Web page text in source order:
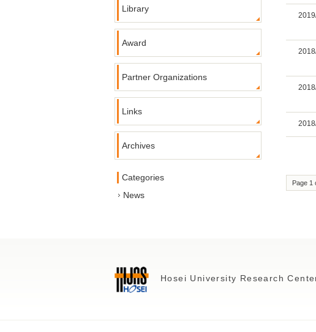
Page 1
Library
Award
Partner Organizations
Links
Archives
Categories
News
Hosei University Research